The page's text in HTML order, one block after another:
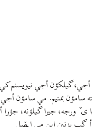
گيلکؤن أجي نيويسنم
سامؤن بمتيم. مي سامؤن أجي
ی ٚ ورجه، جيرا گيلؤنه، جؤرا